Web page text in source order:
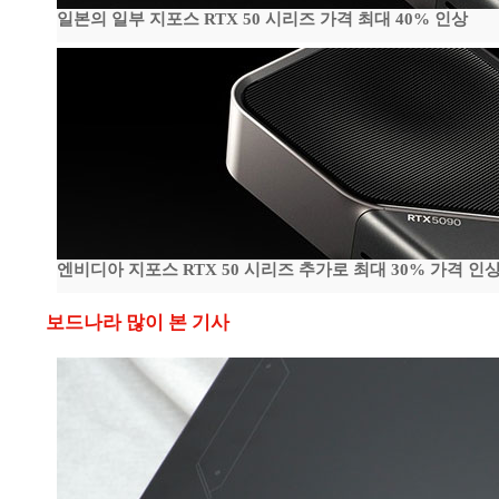
일본의 일부 지포스 RTX 50 시리즈 가격 최대 40% 인상
엔비디아 지포스 RTX 50 시리즈 추가로 최대 30% 가격 인
보드나라 많이 본 기사